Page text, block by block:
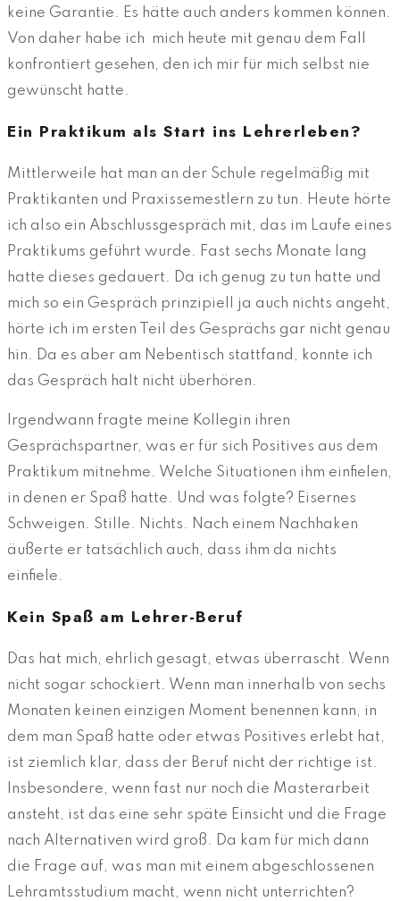
keine Garantie. Es hätte auch anders kommen können.
Von daher habe ich mich heute mit genau dem Fall
konfrontiert gesehen, den ich mir für mich selbst nie
gewünscht hatte.
Ein Praktikum als Start ins Lehrerleben?
Mittlerweile hat man an der Schule regelmäßig mit
Praktikanten und Praxissemestlern zu tun. Heute hörte
ich also ein Abschlussgespräch mit, das im Laufe eines
Praktikums geführt wurde. Fast sechs Monate lang
hatte dieses gedauert. Da ich genug zu tun hatte und
mich so ein Gespräch prinzipiell ja auch nichts angeht,
hörte ich im ersten Teil des Gesprächs gar nicht genau
hin. Da es aber am Nebentisch stattfand, konnte ich
das Gespräch halt nicht überhören.
Irgendwann fragte meine Kollegin ihren
Gesprächspartner, was er für sich Positives aus dem
Praktikum mitnehme. Welche Situationen ihm einfielen,
in denen er Spaß hatte. Und was folgte? Eisernes
Schweigen. Stille. Nichts. Nach einem Nachhaken
äußerte er tatsächlich auch, dass ihm da nichts
einfiele.
Kein Spaß am Lehrer-Beruf
Das hat mich, ehrlich gesagt, etwas überrascht. Wenn
nicht sogar schockiert. Wenn man innerhalb von sechs
Monaten keinen einzigen Moment benennen kann, in
dem man Spaß hatte oder etwas Positives erlebt hat,
ist ziemlich klar, dass der Beruf nicht der richtige ist.
Insbesondere, wenn fast nur noch die Masterarbeit
ansteht, ist das eine sehr späte Einsicht und die Frage
nach Alternativen wird groß. Da kam für mich dann
die Frage auf, was man mit einem abgeschlossenen
Lehramtsstudium macht, wenn nicht unterrichten?